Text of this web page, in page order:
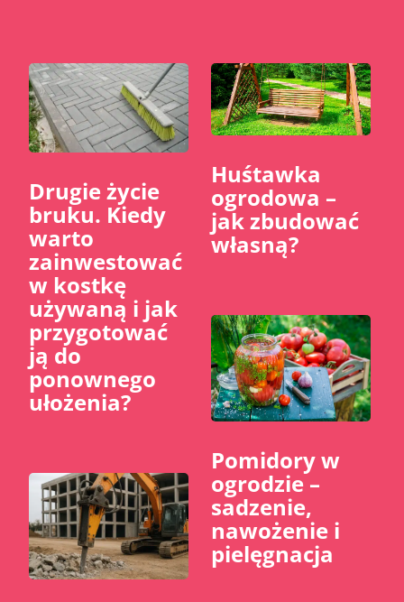
​Drugie życie
bruku. Kiedy
warto
zainwestować
w kostkę
używaną i jak
przygotować
ją do
ponownego
ułożenia?
Huśtawka
ogrodowa –
jak zbudować
własną?
Pomidory w
ogrodzie –
sadzenie,
nawożenie i
pielęgnacja